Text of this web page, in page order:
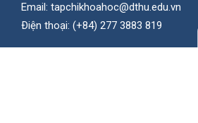
Email: tapchikhoahoc@dthu.edu.vn
Ðiện thoại: (+84) 277 3883 819